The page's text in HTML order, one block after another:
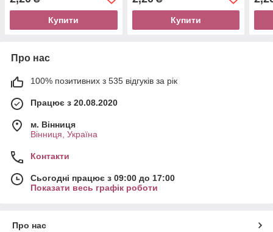
Купити Купити
Про нас
100% позитивних з 535 відгуків за рік
Працює з 20.08.2020
м. Вінниця
Вінниця, Україна
Контакти
Сьогодні працює з 09:00 до 17:00
Показати весь графік роботи
Про нас